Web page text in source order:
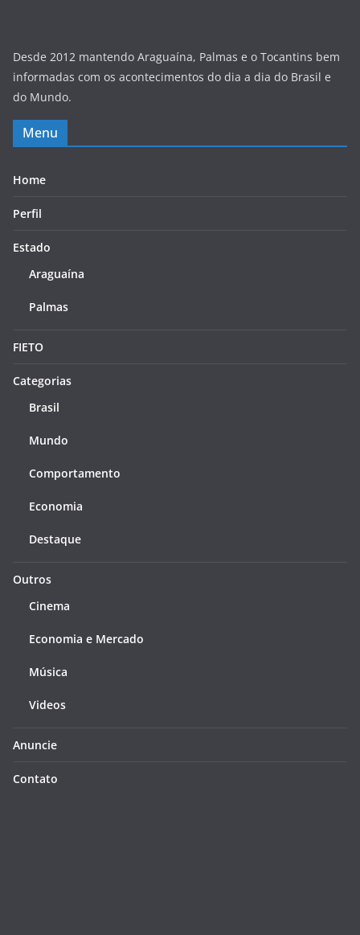
Desde 2012 mantendo Araguaína, Palmas e o Tocantins bem
informadas com os acontecimentos do dia a dia do Brasil e
do Mundo.
Menu
Home
Perfil
Estado
Araguaína
Palmas
FIETO
Categorias
Brasil
Mundo
Comportamento
Economia
Destaque
Outros
Cinema
Economia e Mercado
Música
Videos
Anuncie
Contato